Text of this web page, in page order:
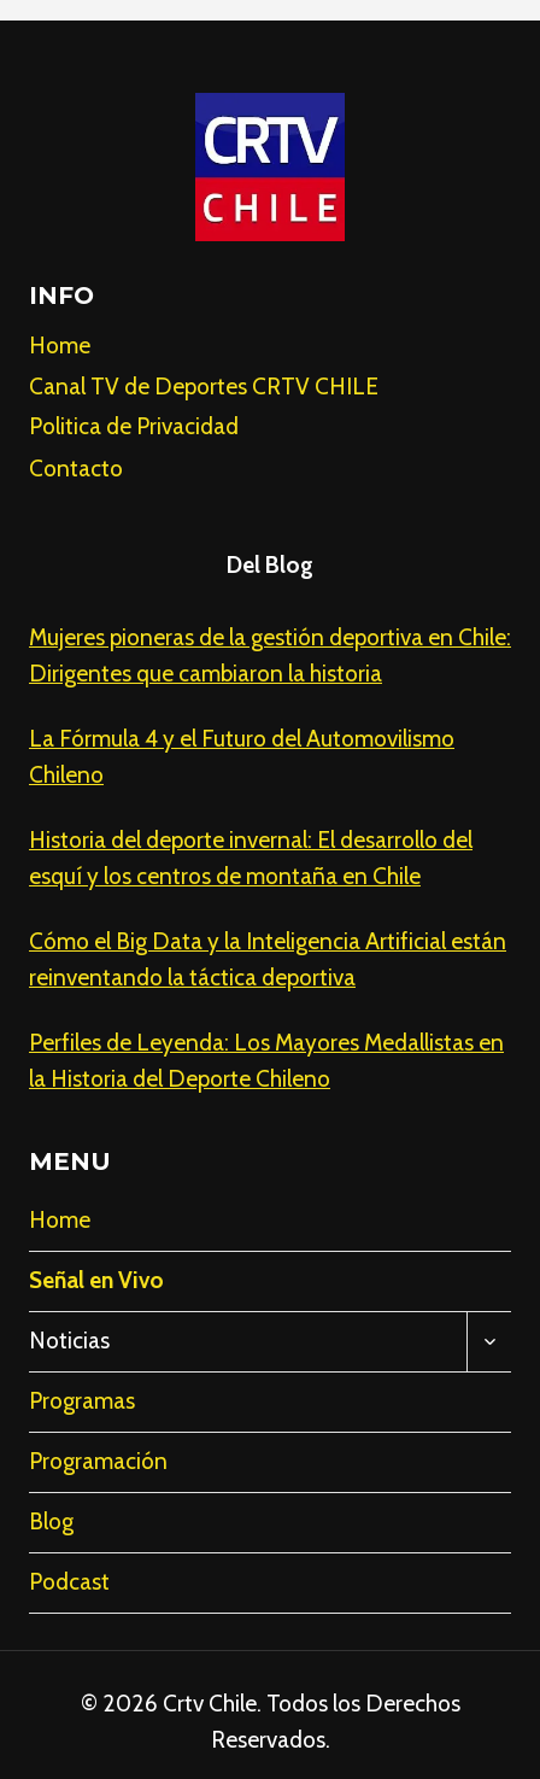
INFO
Home
Canal TV de Deportes CRTV CHILE
Politica de Privacidad
Contacto
Del Blog
Mujeres pioneras de la gestión deportiva en Chile:
Dirigentes que cambiaron la historia
La Fórmula 4 y el Futuro del Automovilismo
Chileno
Historia del deporte invernal: El desarrollo del
esquí y los centros de montaña en Chile
Cómo el Big Data y la Inteligencia Artificial están
reinventando la táctica deportiva
Perfiles de Leyenda: Los Mayores Medallistas en
la Historia del Deporte Chileno
MENU
Home
Señal en Vivo
Noticias
HIJO
Programas
Programación
Blog
Podcast
© 2026 Crtv Chile. Todos los Derechos
Reservados.